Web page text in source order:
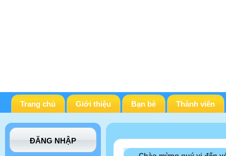
Trang chủ Giới thiệu Bạn bè Thành viên
ĐĂNG NHẬP